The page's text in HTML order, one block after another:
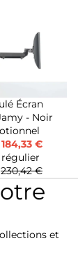
Écran
- Noir
184,33 €
régulier
230,42 €
et